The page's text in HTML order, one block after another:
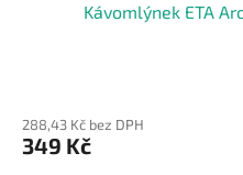
Kávomlýnek ETA
288,43 Kč bez DPH
349 Kč